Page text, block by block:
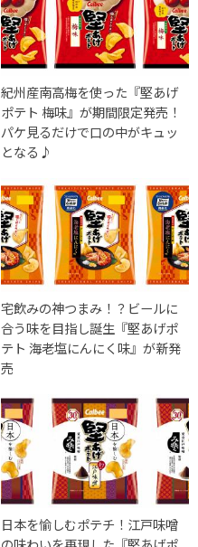
紀州産南高梅を使った『堅あげ
ポテト 梅味』が期間限定発売！
パケ見るだけで口の中がキュッ
となる♪
宅飲みの神つまみ！？ビールに
合う味を目指し誕生『堅あげポ
テト 海老塩にんにく味』が新発
売
日本を愉しむポテチ！江戸味噌